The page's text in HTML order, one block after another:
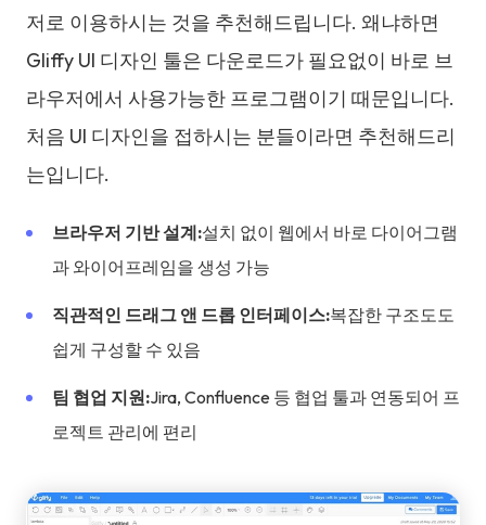
저로 이용하시는 것을 추천해드립니다. 왜냐하면
Gliffy UI 디자인 툴은 다운로드가 필요없이 바로 브
라우저에서 사용가능한 프로그램이기 때문입니다.
처음 UI 디자인을 접하시는 분들이라면 추천해드리
는입니다.
브라우저 기반 설계:설치 없이 웹에서 바로 다이어그램
과 와이어프레임을 생성 가능
직관적인 드래그 앤 드롭 인터페이스:복잡한 구조도도
쉽게 구성할 수 있음
팀 협업 지원:Jira, Confluence 등 협업 툴과 연동되어 프
로젝트 관리에 편리